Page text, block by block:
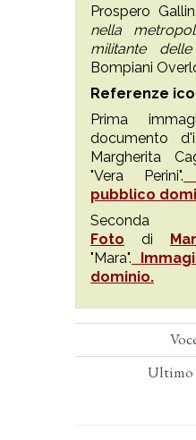
Prospero
nella
militante
Bompiani
Referenze
Prima
documento
Margherita
"Vera Perini".
pubblico
Seconda
Foto di
"Mara".
dominio.
Ultimo